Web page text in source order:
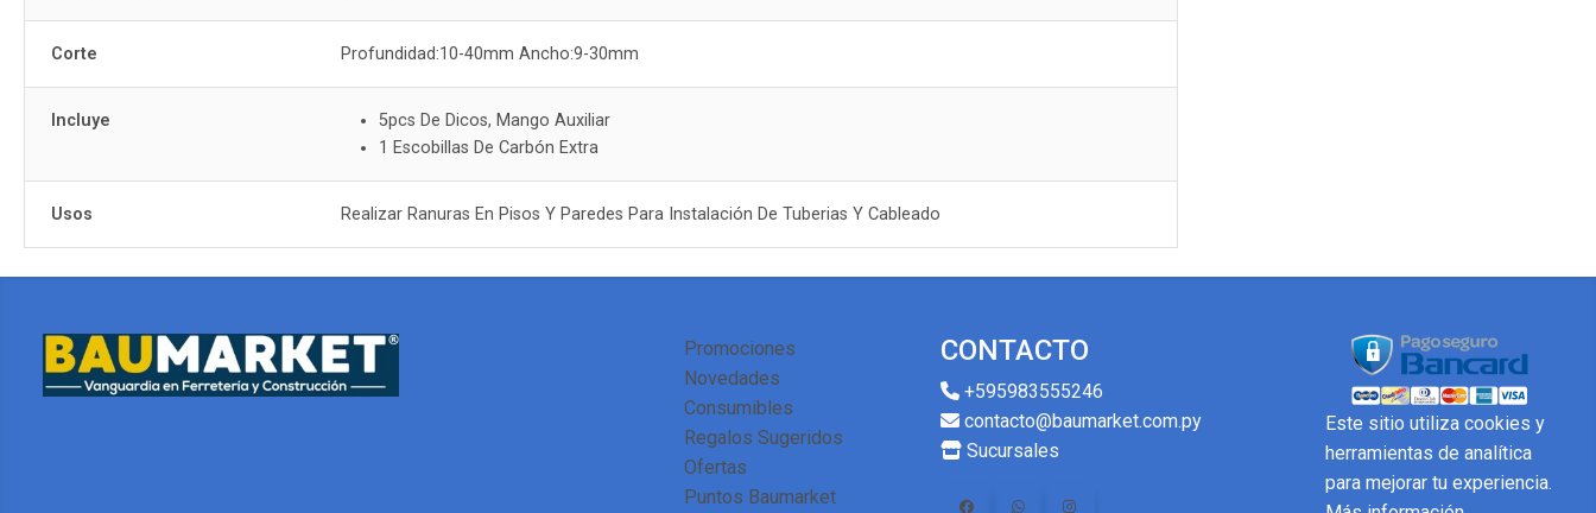
Corte Profundidad:10-40mm Ancho:9-30mm
Incluye
5pcs De Dicos, Mango Auxiliar
1 Escobillas De Carbón Extra
Usos Realizar Ranuras En Pisos Y Paredes Para Instalación De Tuberias Y Cableado
Promociones
Novedades
Consumibles
Regalos Sugeridos
Ofertas
Puntos Baumarket
CONTACTO
+595983555246
contacto@baumarket.com.py
Sucursales
Este sitio utiliza cookies y
herramientas de analítica
para mejorar tu experiencia.